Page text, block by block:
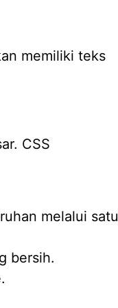
memiliki teks
CSS
melalui satu
bersih.